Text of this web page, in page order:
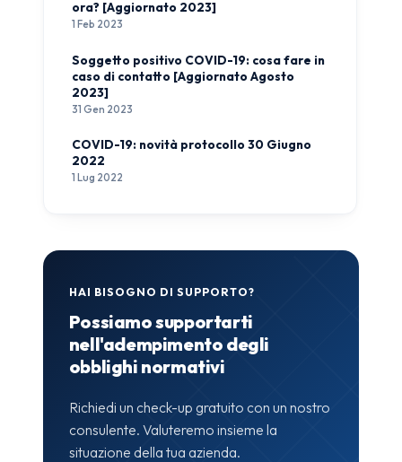
ora? [Aggiornato 2023]
1 Feb 2023
Soggetto positivo COVID-19: cosa fare in
caso di contatto [Aggiornato Agosto
2023]
31 Gen 2023
COVID-19: novità protocollo 30 Giugno
2022
1 Lug 2022
HAI BISOGNO DI SUPPORTO?
Possiamo supportarti
nell'adempimento degli
obblighi normativi
Richiedi un check-up gratuito con un nostro
consulente. Valuteremo insieme la
situazione della tua azienda.